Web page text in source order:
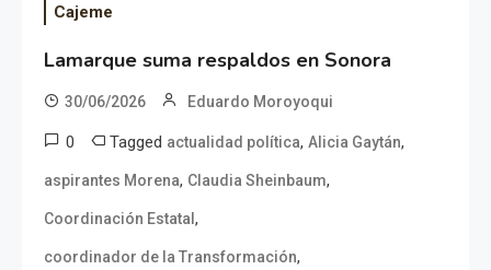
Cajeme
Lamarque suma respaldos en Sonora
30/06/2026 Eduardo Moroyoqui
0 Tagged actualidad política, Alicia Gaytán,
aspirantes Morena, Claudia Sheinbaum,
Coordinación Estatal,
coordinador de la Transformación,